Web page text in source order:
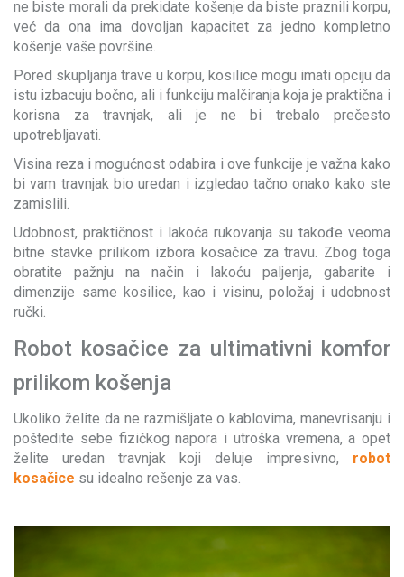
ne biste morali da prekidate košenje da biste praznili korpu,
već da ona ima dovoljan kapacitet za jedno kompletno
košenje vaše površine.
Pored skupljanja trave u korpu, kosilice mogu imati opciju da
istu izbacuju bočno, ali i funkciju malčiranja koja je praktična i
korisna za travnjak, ali je ne bi trebalo prečesto
upotrebljavati.
Visina reza i mogućnost odabira i ove funkcije je važna kako
bi vam travnjak bio uredan i izgledao tačno onako kako ste
zamislili.
Udobnost, praktičnost i lakoća rukovanja su takođe veoma
bitne stavke prilikom izbora kosačice za travu. Zbog toga
obratite pažnju na način i lakoću paljenja, gabarite i
dimenzije same kosilice, kao i visinu, položaj i udobnost
ručki.
Robot kosačice za ultimativni komfor
prilikom košenja
Ukoliko želite da ne razmišljate o kablovima, manevrisanju i
poštedite sebe fizičkog napora i utroška vremena, a opet
želite uredan travnjak koji deluje impresivno, robot
kosačice su idealno rešenje za vas.